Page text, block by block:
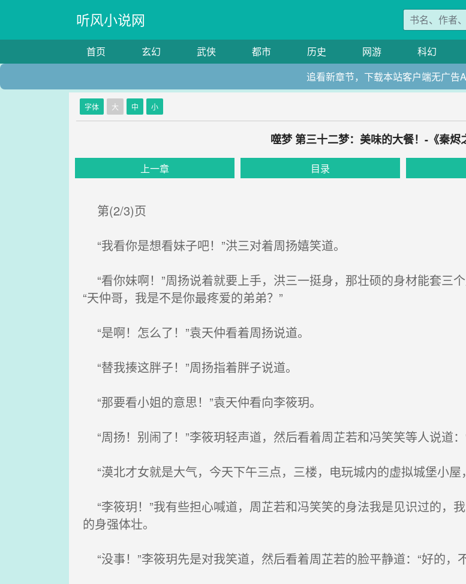
听风小说网
首页 玄幻 武侠 都市 历史 网游 科幻
追看新章节，下载本站客户端无广告
字体 大 中 小
噬梦 第三十二梦：美味的大餐！-《秦烬
上一章 目录
第(2/3)页
“我看你是想看妹子吧！”洪三对着周扬嬉笑道。
“看你妹啊！”周扬说着就要上手，洪三一挺身，那壮硕的身材能套三
“天仲哥，我是不是你最疼爱的弟弟？”
“是啊！怎么了！”袁天仲看着周扬说道。
“替我揍这胖子！”周扬指着胖子说道。
“那要看小姐的意思！”袁天仲看向李筱玥。
“周扬！别闹了！”李筱玥轻声道，然后看着周芷若和冯笑笑等人说道：
“漠北才女就是大气，今天下午三点，三楼，电玩城内的虚拟城堡小屋
“李筱玥！”我有些担心喊道，周芷若和冯笑笑的身法我是见识过的，
的身强体壮。
“没事！”李筱玥先是对我笑道，然后看着周芷若的脸平静道：“好的，